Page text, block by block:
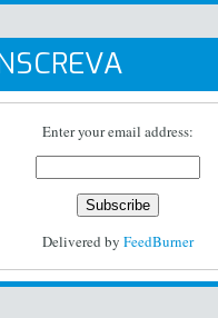
Enter your email address:
Delivered by FeedBurner